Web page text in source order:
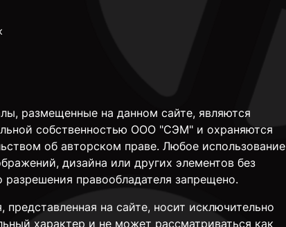
размещенные на данном сайте, являются
собственностью ООО "СЭМ" и охраняются
об авторском праве. Любое использование
дизайна или других элементов без
разрешения правообладателя запрещено.
на сайте, носит исключительно
характер и не может рассматриваться как